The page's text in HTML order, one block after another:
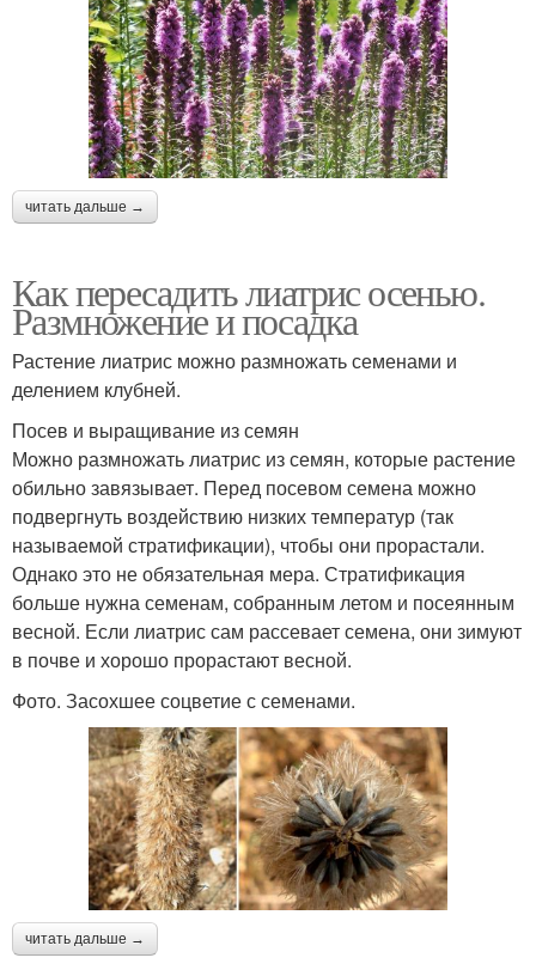
читать дальше →
Как пересадить лиатрис осенью.
Размножение и посадка
Растение лиатрис можно размножать семенами и
делением клубней.
Посев и выращивание из семян
Можно размножать лиатрис из семян, которые растение
обильно завязывает. Перед посевом семена можно
подвергнуть воздействию низких температур (так
называемой стратификации), чтобы они прорастали.
Однако это не обязательная мера. Стратификация
больше нужна семенам, собранным летом и посеянным
весной. Если лиатрис сам рассевает семена, они зимуют
в почве и хорошо прорастают весной.
Фото. Засохшее соцветие с семенами.
читать дальше →